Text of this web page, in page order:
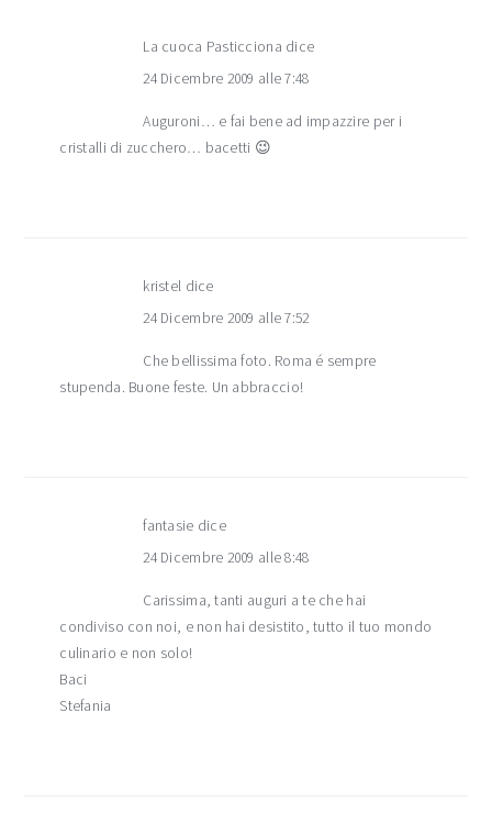
La cuoca Pasticciona dice
24 Dicembre 2009 alle 7:48
Auguroni… e fai bene ad impazzire per i
cristalli di zucchero… bacetti 😉
kristel dice
24 Dicembre 2009 alle 7:52
Che bellissima foto. Roma é sempre
stupenda. Buone feste. Un abbraccio!
fantasie dice
24 Dicembre 2009 alle 8:48
Carissima, tanti auguri a te che hai
condiviso con noi, e non hai desistito, tutto il tuo mondo
culinario e non solo!
Baci
Stefania